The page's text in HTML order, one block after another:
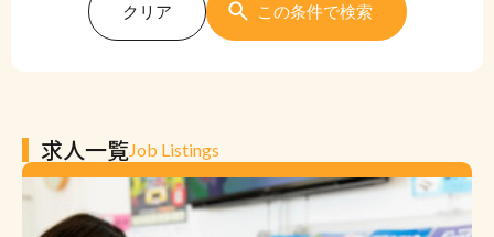
クリア この条件で検索
求人一覧Job Listings